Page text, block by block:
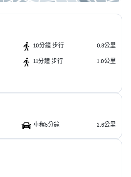
10分鐘 步行 0.8公里
11分鐘 步行 1.0公里
車程5分鐘 2.6公里